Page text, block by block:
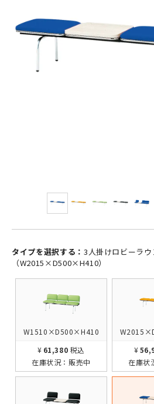
タイプを選択する： 3人掛けロビーラ
（W2015×D500×H410）
W1510×D500×H410
¥61,380 税込
在庫状況： 販売中
在庫状